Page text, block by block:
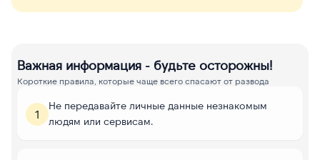
Важная информация - будьте осторожны!
Короткие правила, которые чаще всего спасают от развода
1
Не передавайте личные данные незнакомым
людям или сервисам.